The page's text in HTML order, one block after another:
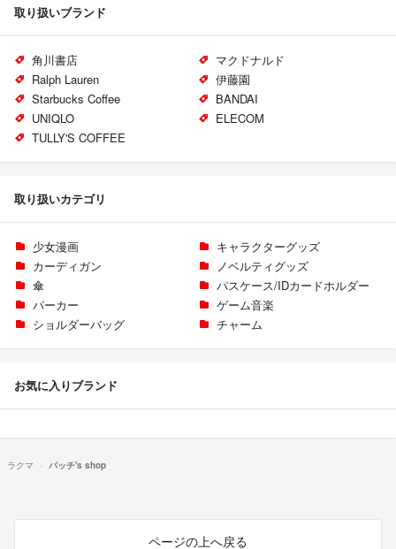
取り扱いブランド
角川書店
マクドナルド
Ralph Lauren
伊藤園
Starbucks Coffee
BANDAI
UNIQLO
ELECOM
TULLY'S COFFEE
取り扱いカテゴリ
少女漫画
キャラクターグッズ
カーディガン
ノベルティグッズ
傘
パスケース/IDカードホルダー
パーカー
ゲーム音楽
ショルダーバッグ
チャーム
お気に入りブランド
ラクマ パッチ's shop
ページの上へ戻る